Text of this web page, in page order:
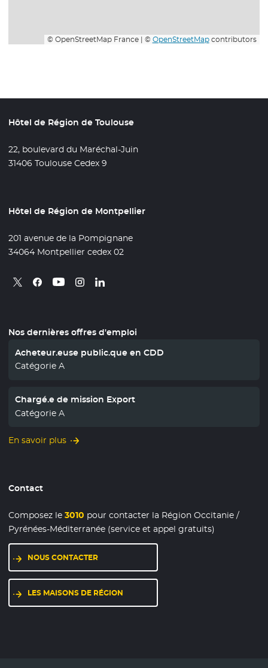
© OpenStreetMap France | © OpenStreetMapcontributors
Hôtel de Région de Toulouse
22, boulevard du Maréchal-Juin
31406 Toulouse Cedex 9
Hôtel de Région de Montpellier
201 avenue de la Pompignane
34064 Montpellier cedex 02
Retrouvez nous sur X
- Nouvelle fenêtre
Retrouvez nous sur Facebook
- Nouvelle fenêtre
Retrouvez nous sur Youtube
- Nouvelle fenêtre
Retrouvez nous sur Instagram
- Nouvelle fenêtre
Retrouvez nous sur Linkedin
- Nouvelle fenêtre
Nos dernières offres d'emploi
Acheteur.euse public.que en CDD
Catégorie A
Chargé.e de mission Export
Catégorie A
En savoir plus
Contact
Composez le3010 pour contacter la Région Occitanie /
Pyrénées-Méditerranée (service et appel gratuits)
NOUS CONTACTER
LES MAISONS DE RÉGION